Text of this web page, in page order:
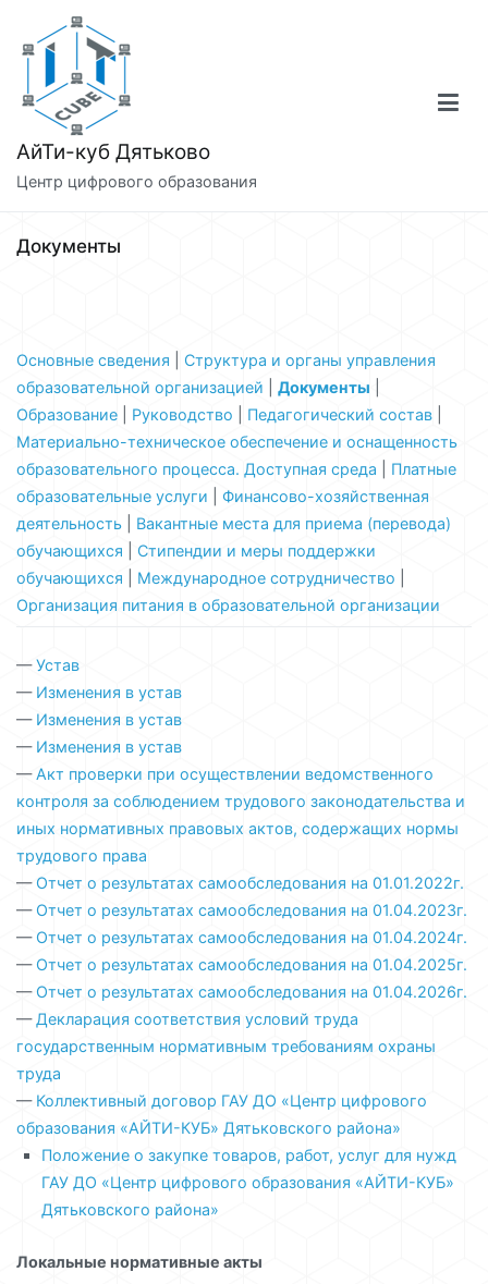
содержимому
АйТи-куб Дятьково
Центр цифрового образования
Документы
Основные сведения
Структура и органы управления
образовательной организацией
Документы
Образование
Руководство Педагогический состав
Материально-техническое обеспечение и оснащенность
образовательного процесса. Доступная среда
Платные
образовательные услуги
Финансово-хозяйственная
деятельность
Вакантные места для приема (перевода)
обучающихся
Стипендии и меры поддержки
обучающихся
Международное сотрудничество
Организация питания в образовательной организации
—Устав
— Изменения в устав
— Изменения в устав
— Изменения в устав
— Акт проверки при осуществлении ведомственного
контроля за соблюдением трудового законодательства и
иных нормативных правовых актов, содержащих нормы
трудового права
— Отчет о результатах самообследования на 01.01.2022г.
— Отчет о результатах самообследования на 01.04.2023г.
— Отчет о результатах самообследования на 01.04.2024г.
— Отчет о результатах самообследования на 01.04.2025г.
—Отчет о результатах самообследования на 01.04.2026г.
— Декларация соответствия условий труда
государственным нормативным требованиям охраны
труда
— Коллективный договор ГАУ ДО «Центр цифрового
образования «АЙТИ-КУБ» Дятьковского района»
Положение о закупке товаров, работ, услуг для нужд
ГАУ ДО «Центр цифрового образования «АЙТИ-КУБ»
Дятьковского района»
Локальные нормативные акты